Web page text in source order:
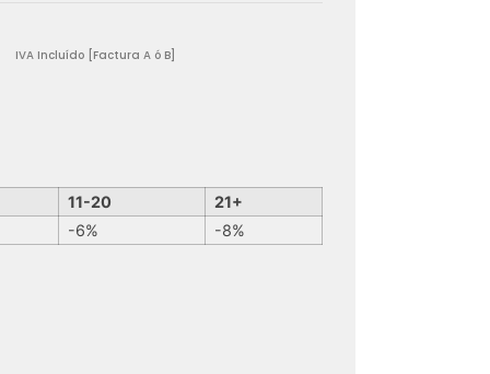
IVA Incluído [Factura A ó B]
11-20
21+
-6% -8%